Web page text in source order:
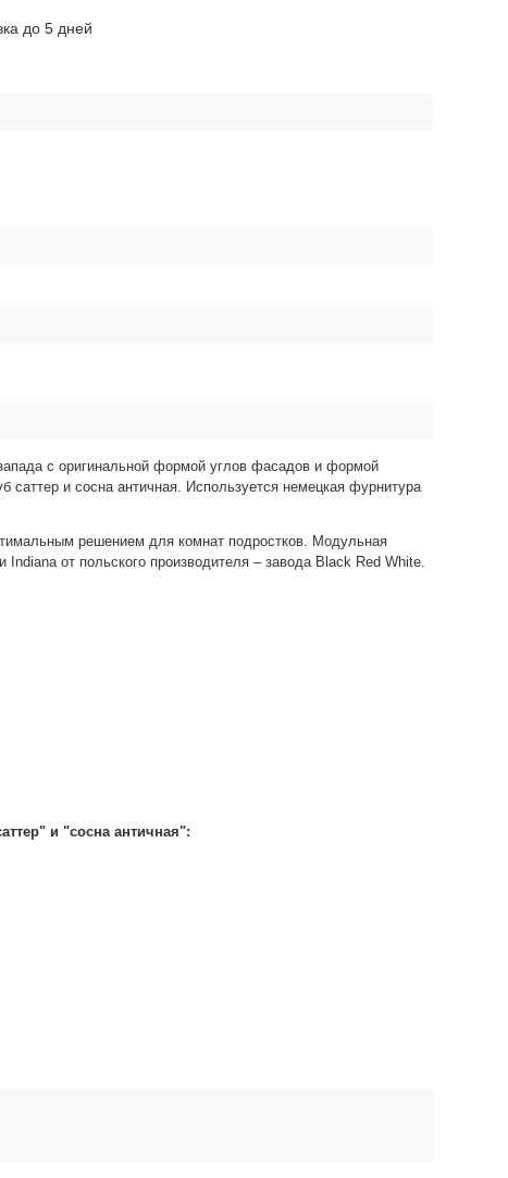
до 5 дней
с оригинальной формой углов фасадов и формой
саттер и сосна античная. Используется немецкая фурнитура
решением для комнат подростков. Модульная
от польского производителя – завода Black Red White.
и "сосна античная":